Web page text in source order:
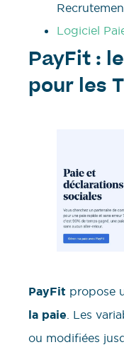
Logiciel
PayFit :
pour les
PayFit propose
la paie . Les
ou modifiées